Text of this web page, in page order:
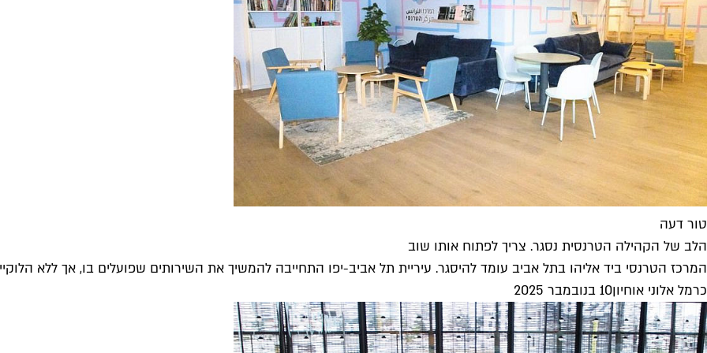
טור דעה
הלב של הקהילה הטרנסית נסגר. צריך לפתוח אותו שוב
המרכז הטרנסי ביד אליהו בתל אביב עומד להיסגר. עיריית תל אביב-יפו התחייבה להמשיך את השירותים שפועלים בו, אך ללא
כרמל אלוני אוחיון10 בנובמבר 2025